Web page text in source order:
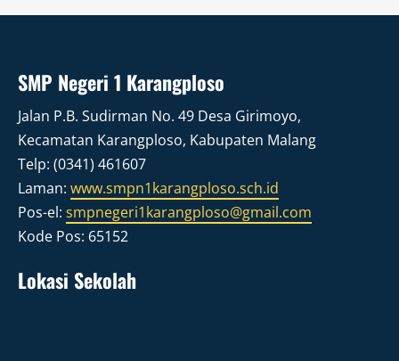
SMP Negeri 1 Karangploso
Jalan P.B. Sudirman No. 49 Desa Girimoyo,
Kecamatan Karangploso, Kabupaten Malang
Telp: (0341) 461607
Laman: www.smpn1karangploso.sch.id
Pos-el: smpnegeri1karangploso@gmail.com
Kode Pos: 65152
Lokasi Sekolah